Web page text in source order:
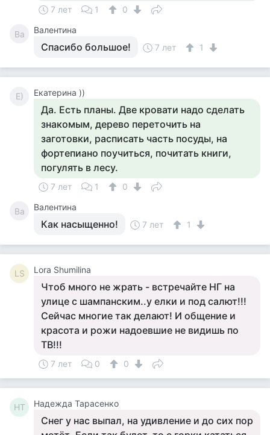
7 лет 1 0
Ва Валентина
Спасибо большое! 7 лет 1
Е) Екатерина ))
Да. Есть планы. Две кровати надо сделать
знакомым, дерево переточить на
заготовки, расписать часть посуды, на
фортепиано поучиться, почитать книги,
погулять в лесу.
7 лет 1 0
Ва Валентина
Как насыщенно! 7 лет 1
LS Lora Shumilina
Чтоб много не жрать - встречайте НГ на
улице с шампанским..у елки и под салют!!!
Сейчас многие так делают! И общение и
красота и рожи надоевшие не видишь по
ТВ!!!
7 лет 0 0
НТ Надежда Тарасенко
Снег у нас выпал, на удивление и до сих пор